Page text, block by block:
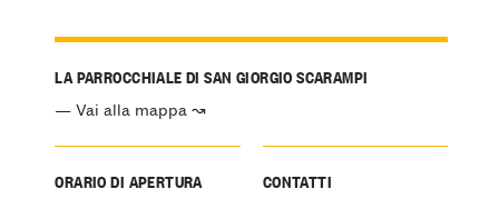
LA PARROCCHIALE DI SAN GIORGIO SCARAMPI
— Vai alla mappa ↝
ORARIO DI APERTURA
CONTATTI